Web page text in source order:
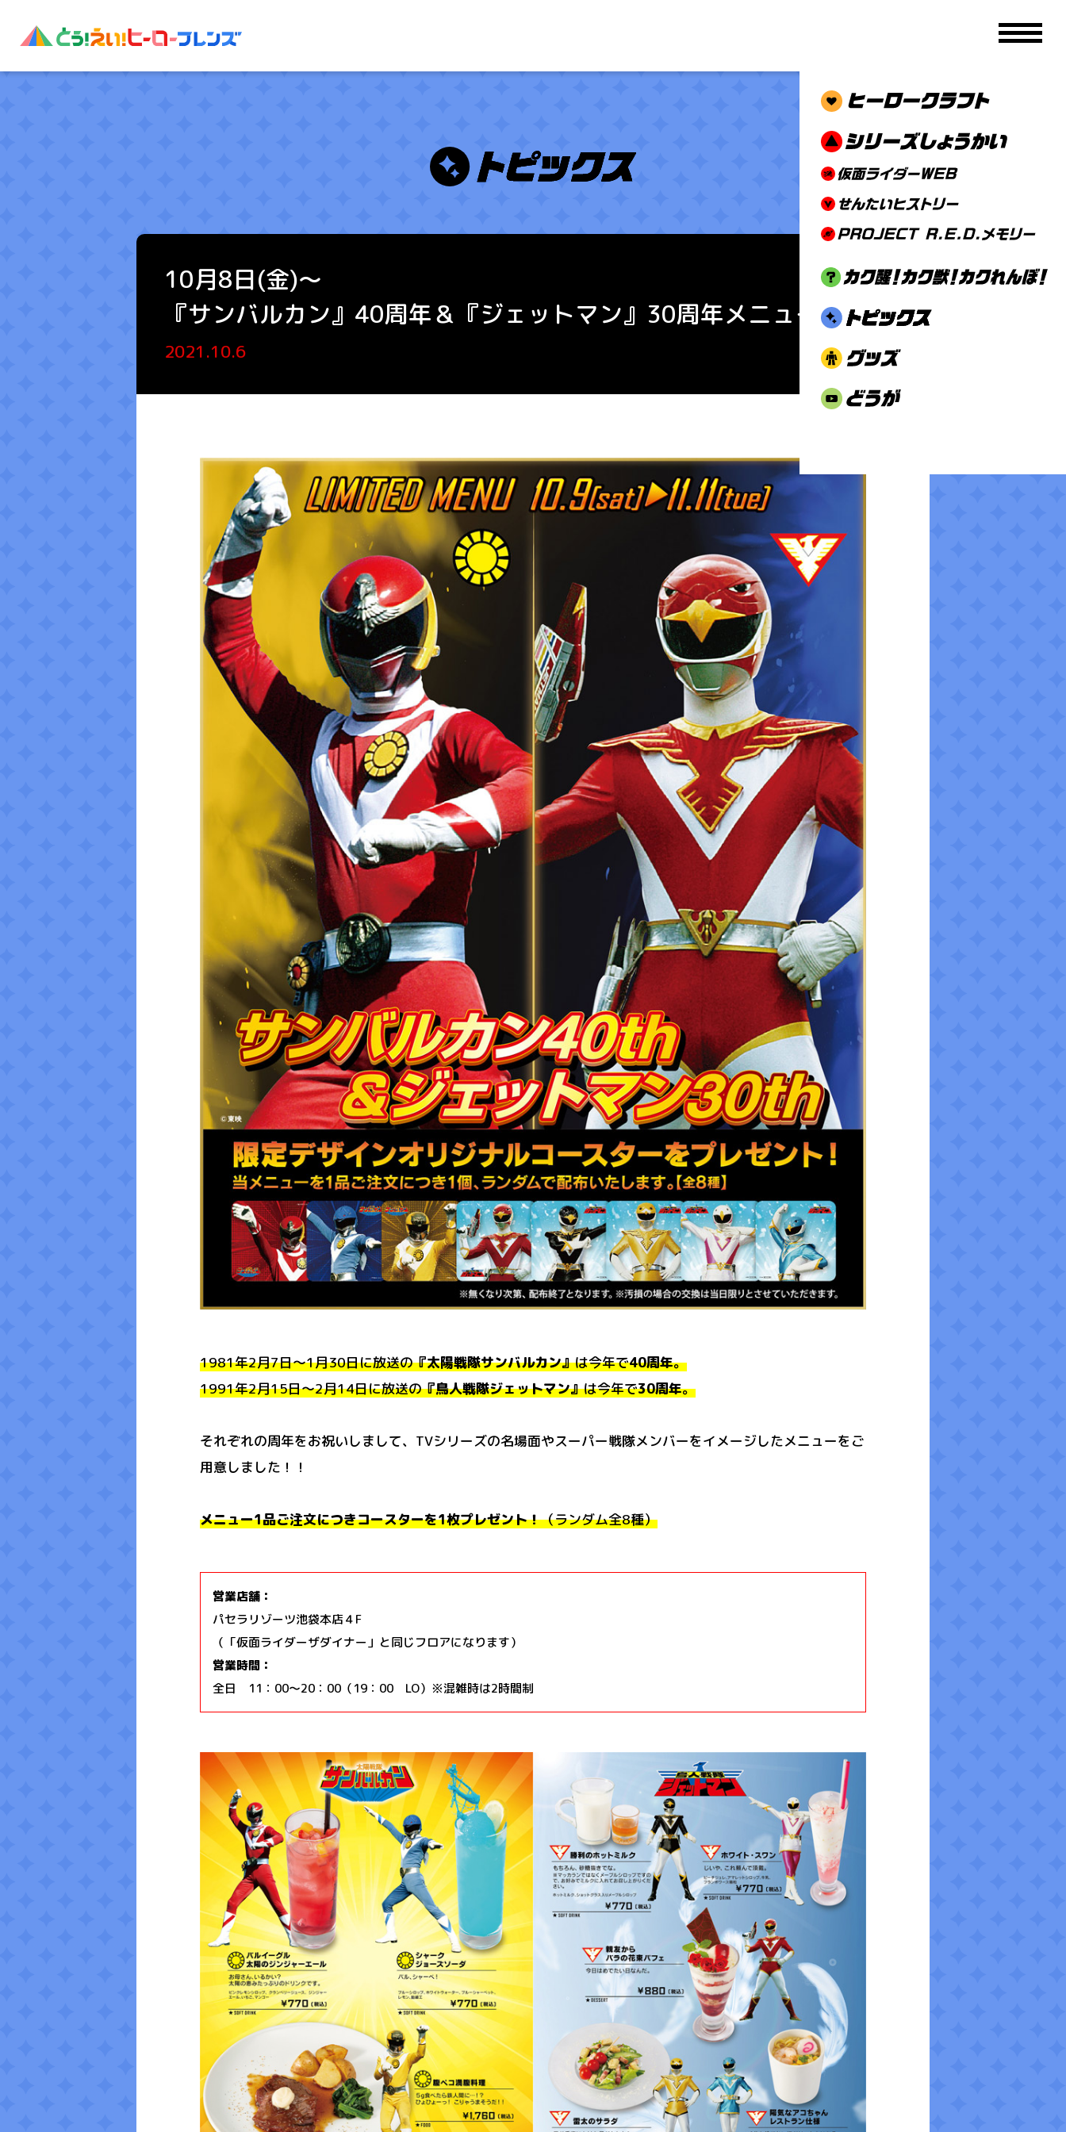
メニュ
10月8日(金)～
『サンバルカン』40周年＆『ジェットマン』30周年メニュー登場！
2021.10.6
1981年2月7日～1月30日に放送の『太陽戦隊サンバルカン』は今年で40周年。
1991年2月15日～2月14日に放送の『鳥人戦隊ジェットマン』は今年で30周年。
それぞれの周年をお祝いしまして、TVシリーズの名場面やスーパー戦隊メンバーをイメージしたメニューをご
用意しました！！
メニュー1品ご注文につきコースターを1枚プレゼント！（ランダム全8種）
営業店舗：
パセラリゾーツ池袋本店４F
（「仮面ライダーザダイナー」と同じフロアになります）
営業時間：
全日 11：00〜20：00（19：00 LO）※混雑時は2時間制